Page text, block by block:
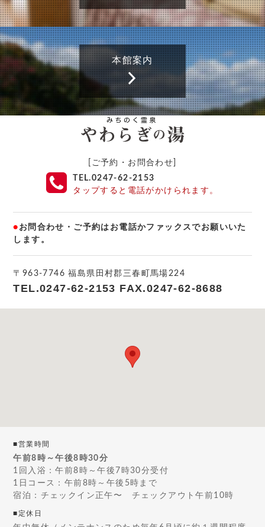
本館案内
[ご予約・お問合わせ]
TEL.0247-62-2153
タップすると電話がかけられます。
● お問合わせ・ご予約はお電話かファックスでお願いいた
します。
〒963-7746 福島県田村郡三春町馬場224
TEL.0247-62-2153 FAX.0247-62-8688
■営業時間
午前8時～午後8時30分
1回入浴：午前8時～午後7時30分受付
1日コース：午前8時～午後5時まで
宿泊：チェックイン正午〜 チェックアウト午前10時
■定休日